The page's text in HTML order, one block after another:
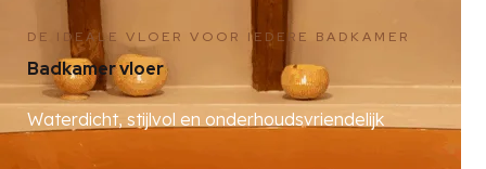
DE IDEALE VLOER VOOR IEDERE BADKAMER
Badkamer vloer
Waterdicht, stijlvol en onderhoudsvriendelijk